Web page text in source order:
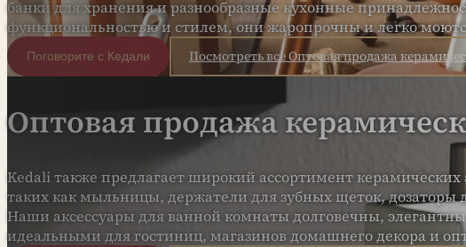
банки для хранения и разнообразные кухонные
функциональностью и стилем, они жаропрочны и легко
Поговорите с Кедали Посмотреть все Оптовая продажа
Оптовая продажа
Kedali также предлагает широкий ассортимент керамических
таких как мыльницы, держатели для зубных щеток, дозаторы
Наши аксессуары для ванной комнаты долговечны,
идеальными для гостиниц, магазинов домашнего декора и